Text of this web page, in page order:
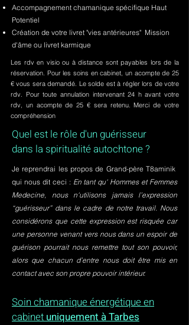
Accompagnement chamanique spécifique Haut
Potentiel
Création de votre livret "vies antérieures" Mission
d'âme ou livret karmique
Les rdv en visio ou à distance sont payables lors de la
réservation. Pour les soins en cabinet, un acompte de 25
€ vous sera demandé. Le solde est à régler lors de votre
rdv. Pour toute annulation intervenant 24 h avant votre
rdv, un acompte de 25 € sera retenu. Merci de votre
compréhension
Quel est le rôle d'un guérisseur
dans la spiritualité autochtone ?
Je reprendrai les propos de Grand-père T8aminik
qui nous dit ceci : En tant qu' Hommes et Femmes
Medecine, nous n'utilisons jamais l’expression
“guérisseur” dans le cadre de notre travail. Nous
considérons que cette expression est risquée car
une personne venant vers nous dans un espoir de
guérison pourrait nous remettre tout son pouvoir,
alors que chacun d’entre nous doit être mis en
contact avec son propre pouvoir intérieur.
Soin chamanique énergétique en
cabinet uniquement à Tarbes